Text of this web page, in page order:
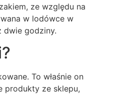
ze względu na
w lodówce w
dwie godziny.
To właśnie on
produkty ze sklepu,